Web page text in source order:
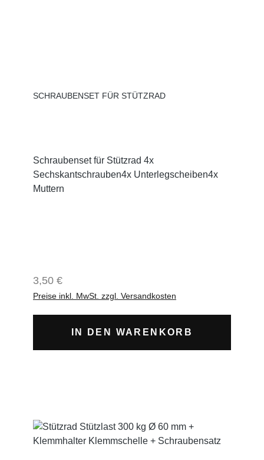
SCHRAUBENSET FÜR STÜTZRAD
Schraubenset für Stützrad 4x
Sechskantschrauben4x Unterlegscheiben4x
Muttern
Regulärer Preis:
3,50 €
Preise inkl. MwSt. zzgl. Versandkosten
IN DEN WARENKORB